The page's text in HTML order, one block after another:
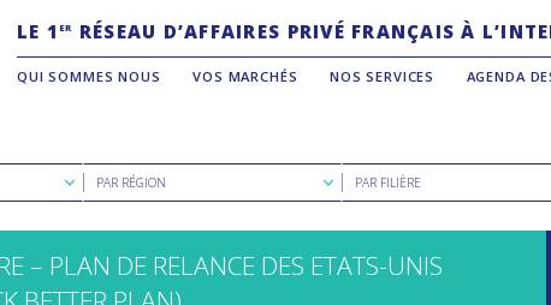
LE 1 ER RÉSEAU D’AFFAIRES PRIVÉ FRANÇAIS À
QUI SOMMES NOUS VOS MARCHÉS NOS SERVICES AGENDA
Rechercher
parPAR RÉGION
Rechercher
parPAR FILIÈRE
– PLAN DE RELANCE DES ETATS-UNIS